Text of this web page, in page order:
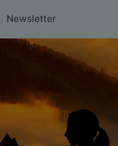
Newsletter